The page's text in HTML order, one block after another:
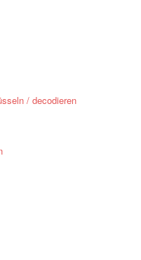
/ decodieren